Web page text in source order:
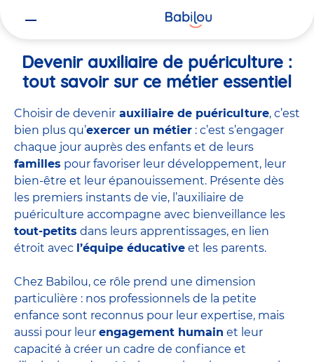
Devenir auxiliaire de puériculture :
tout savoir sur ce métier essentiel
Choisir de devenir auxiliaire de puériculture, c’est
bien plus qu’exercer un métier : c’est s’engager
chaque jour auprès des enfants et de leurs
familles pour favoriser leur développement, leur
bien-être et leur épanouissement. Présente dès
les premiers instants de vie, l’auxiliaire de
puériculture accompagne avec bienveillance les
tout-petits dans leurs apprentissages, en lien
étroit avec l’équipe éducative et les parents.
Chez Babilou, ce rôle prend une dimension
particulière : nos professionnels de la petite
enfance sont reconnus pour leur expertise, mais
aussi pour leur engagement humain et leur
capacité à créer un cadre de confiance et